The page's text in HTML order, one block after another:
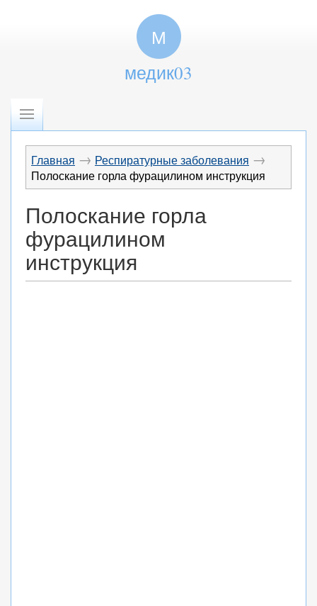
М
медик03
Главная → Респиратурные заболевания →
Полоскание горла фурацилином инструкция
Полоскание горла
фурацилином
инструкция